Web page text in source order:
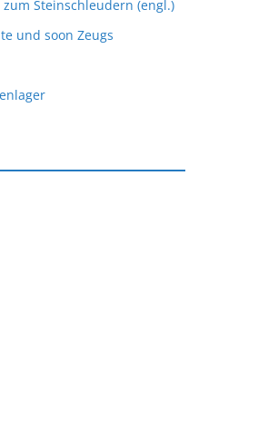
Steinschleudern (engl.)
und soon Zeugs